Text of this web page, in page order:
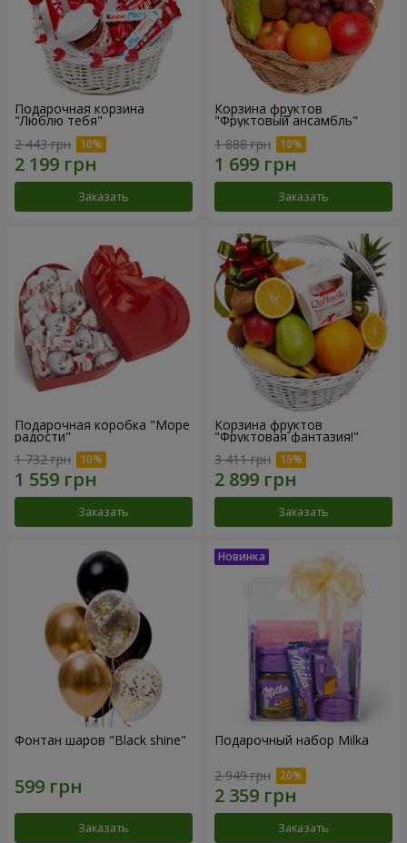
Подарочная корзина
"Люблю тебя"
2 443 грн
Заказать
Корзина фруктов
"Фруктовый ансамбль"
1 888 грн
Заказать
Подарочная коробка "Море
радости"
1 732 грн
Заказать
Корзина фруктов
"Фруктовая фантазия!"
3 411 грн
Заказать
Фонтан шаров "Black shine"
Заказать
Подарочный набор Milka
2 949 грн
Заказать